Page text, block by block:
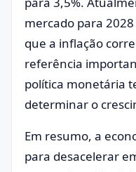
mercado para
que a inflação
referência
política monetária
determinar o
Em resumo, a
para desacelerar